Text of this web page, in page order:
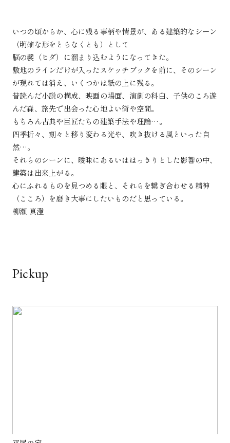
Home About Works News Fee
いつの頃からか、心に残る事柄や情景が、ある建築的なシーン
（明確な形をとらなくとも）として
脳の襞（ヒダ）に溜まり込むようになってきた。
敷地のラインだけが入ったスケッチブックを前に、そのシーン
が現れては消え、いくつかは紙の上に残る。
昔読んだ小説の構成、映画の場面、演劇の科白、子供のころ遊
んだ森、旅先で出会った心地よい街や空間。
もちろん古典や巨匠たちの建築手法や理論…。
四季折々、刻々と移り変わる光や、吹き抜ける風といった自
然…。
それらのシーンに、曖昧にあるいははっきりとした影響の中、
建築は出来上がる。
心にふれるものを見つめる眼と、それらを繋ぎ合わせる精神
（こころ）を磨き大事にしたいものだと思っている。
柳瀬 真澄
Pickup